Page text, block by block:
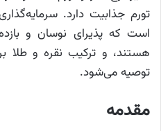
تورم جذابیت دارد.
است که پذیرای نوسان و
هستند، و ترکیب نقره و طلا
توصیه می‌شود.
مقدمه